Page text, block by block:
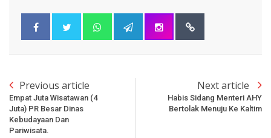
Previous article
Empat Juta Wisatawan (4
Juta) PR Besar Dinas
Kebudayaan Dan
Pariwisata.
Next article
Habis Sidang Menteri AHY
Bertolak Menuju Ke Kaltim